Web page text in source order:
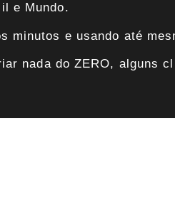
e Mundo.
minutos e usando até
nada do ZERO, alguns